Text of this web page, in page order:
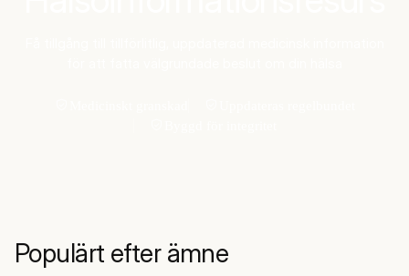
Populärt efter ämne